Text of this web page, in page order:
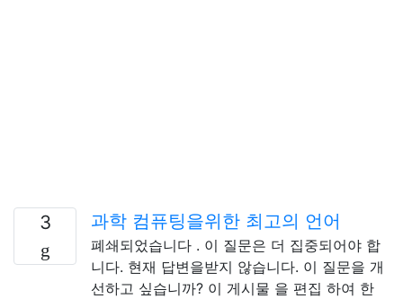
3 과학 컴퓨팅을위한 최고의 언어
폐쇄되었습니다 . 이 질문은 더 집중되어야 합
니다. 현재 답변을받지 않습니다. 이 질문을 개
선하고 싶습니까? 이 게시물 을 편집 하여 한